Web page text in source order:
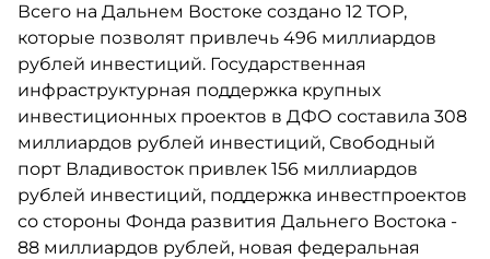
Всего на Дальнем Востоке создано 12 ТОР,
которые позволят привлечь 496 миллиардов
рублей инвестиций. Государственная
инфраструктурная поддержка крупных
инвестиционных проектов в ДФО составила 308
миллиардов рублей инвестиций, Свободный
порт Владивосток привлек 156 миллиардов
рублей инвестиций, поддержка инвестпроектов
со стороны Фонда развития Дальнего Востока -
88 миллиардов рублей, новая федеральная